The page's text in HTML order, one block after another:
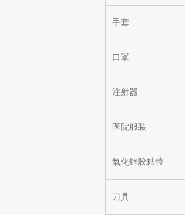
手套
口罩
注射器
医院服装
氧化锌胶粘带
刀具